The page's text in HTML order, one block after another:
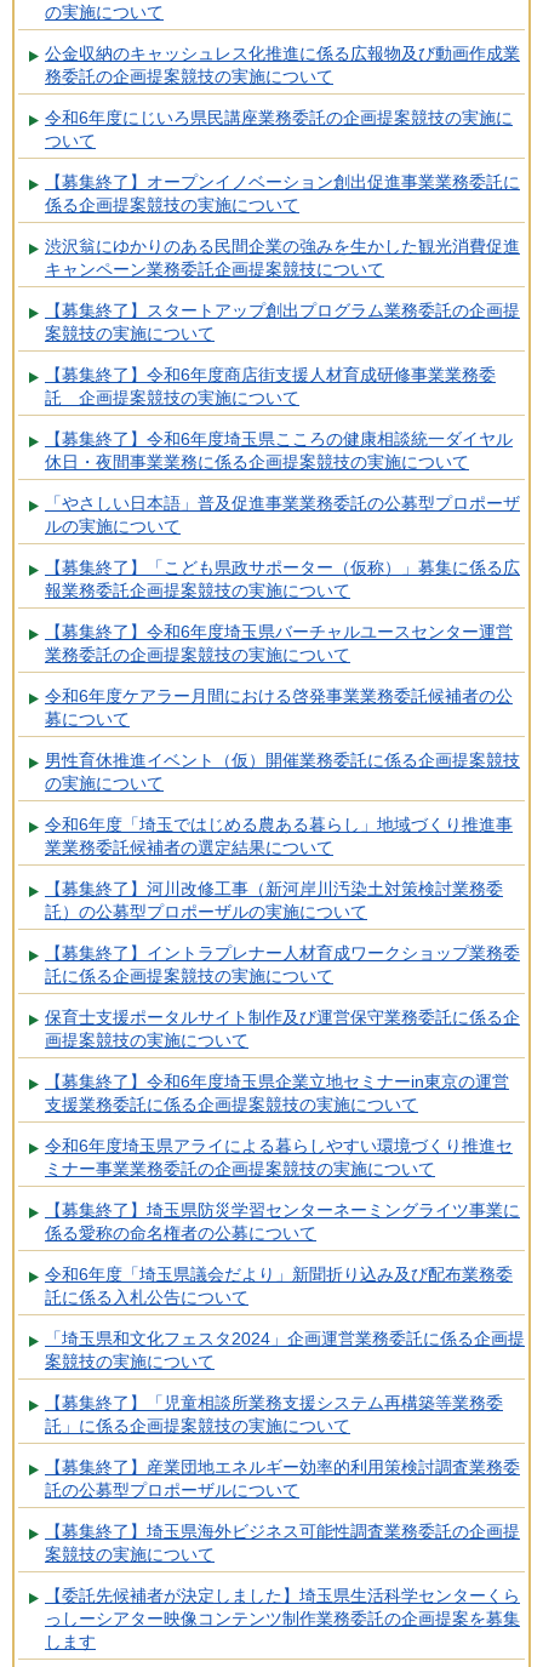
の実施について
公金収納のキャッシュレス化推進に係る広報物及び動画作成業
務委託の企画提案競技の実施について
令和6年度にじいろ県民講座業務委託の企画提案競技の実施に
ついて
【募集終了】オープンイノベーション創出促進事業業務委託に
係る企画提案競技の実施について
渋沢翁にゆかりのある民間企業の強みを生かした観光消費促進
キャンペーン業務委託企画提案競技について
【募集終了】スタートアップ創出プログラム業務委託の企画提
案競技の実施について
【募集終了】令和6年度商店街支援人材育成研修事業業務委
託 企画提案競技の実施について
【募集終了】令和6年度埼玉県こころの健康相談統一ダイヤル
休日・夜間事業業務に係る企画提案競技の実施について
「やさしい日本語」普及促進事業業務委託の公募型プロポーザ
ルの実施について
【募集終了】「こども県政サポーター（仮称）」募集に係る広
報業務委託企画提案競技の実施について
【募集終了】令和6年度埼玉県バーチャルユースセンター運営
業務委託の企画提案競技の実施について
令和6年度ケアラー月間における啓発事業業務委託候補者の公
募について
男性育休推進イベント（仮）開催業務委託に係る企画提案競技
の実施について
令和6年度「埼玉ではじめる農ある暮らし」地域づくり推進事
業業務委託候補者の選定結果について
【募集終了】河川改修工事（新河岸川汚染土対策検討業務委
託）の公募型プロポーザルの実施について
【募集終了】イントラプレナー人材育成ワークショップ業務委
託に係る企画提案競技の実施について
保育士支援ポータルサイト制作及び運営保守業務委託に係る企
画提案競技の実施について
【募集終了】令和6年度埼玉県企業立地セミナーin東京の運営
支援業務委託に係る企画提案競技の実施について
令和6年度埼玉県アライによる暮らしやすい環境づくり推進セ
ミナー事業業務委託の企画提案競技の実施について
【募集終了】埼玉県防災学習センターネーミングライツ事業に
係る愛称の命名権者の公募について
令和6年度「埼玉県議会だより」新聞折り込み及び配布業務委
託に係る入札公告について
「埼玉県和文化フェスタ2024」企画運営業務委託に係る企画提
案競技の実施について
【募集終了】「児童相談所業務支援システム再構築等業務委
託」に係る企画提案競技の実施について
【募集終了】産業団地エネルギー効率的利用策検討調査業務委
託の公募型プロポーザルについて
【募集終了】埼玉県海外ビジネス可能性調査業務委託の企画提
案競技の実施について
【委託先候補者が決定しました】埼玉県生活科学センターくら
っしーシアター映像コンテンツ制作業務委託の企画提案を募集
します